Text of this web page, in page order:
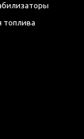
топлива